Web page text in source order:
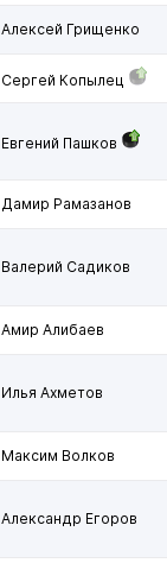
Алексей Грищенко
Сергей Копылец
Евгений Пашков
Дамир Рамазанов
Валерий Садиков
Амир Алибаев
Илья Ахметов
Максим Волков
Александр Егоров